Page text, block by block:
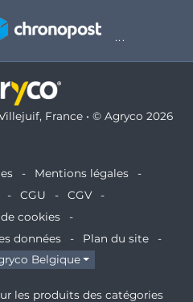
France • © Agryco 2026
Mentions légales
CGU
CGV
cookies
données
Plan du site
Belgique
les produits des catégories